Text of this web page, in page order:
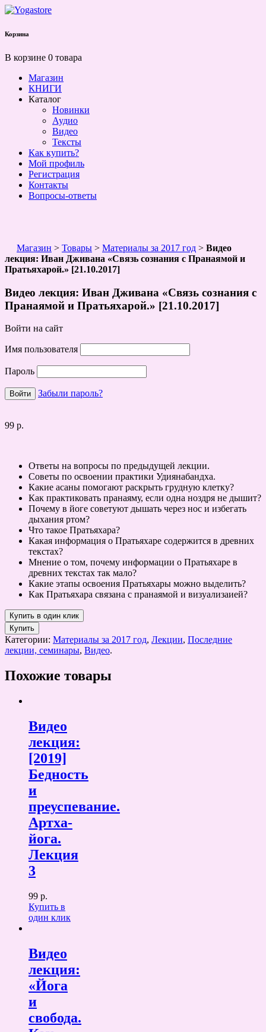
Корзина
В корзине 0 товара
Магазин
КНИГИ
Каталог
Новинки
Аудио
Видео
Тексты
Как купить?
Мой профиль
Регистрация
Контакты
Вопросы-ответы
Магазин > Товары > Материалы за 2017 год > Видео
лекция: Иван Дживана «Связь сознания с Пранаямой и
Пратьяхарой.» [21.10.2017]
Видео лекция: Иван Дживана «Связь сознания с
Пранаямой и Пратьяхарой.» [21.10.2017]
Войти на сайт
Имя пользователя
Пароль
Забыли пароль?
99 р.
Ответы на вопросы по предыдущей лекции.
Советы по освоении практики Удиянабандха.
Какие асаны помогают раскрыть грудную клетку?
Как практиковать пранаяму, если одна ноздря не дышит?
Почему в йоге советуют дышать через нос и избегать
дыхания ртом?
Что такое Пратьяхара?
Какая информация о Пратьяхаре содержится в древних
текстах?
Мнение о том, почему информации о Пратьяхаре в
древних текстах так мало?
Какие этапы освоения Пратьяхары можно выделить?
Как Пратьяхара связана с пранаямой и визуализаией?
Купить
Категории: Материалы за 2017 год, Лекции, Последние
лекции, семинары, Видео.
Похожие товары
Видео
лекция:
[2019]
Бедность
и
преуспевание.
Артха-
йога.
Лекция
3
99 р.
Купить в
один клик
Видео
лекция:
«Йога
и
свобода.